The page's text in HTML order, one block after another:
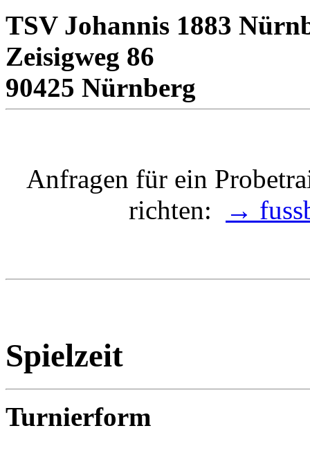
TSV Johannis 1883
Zeisigweg 86
90425 Nürnberg
Anfragen für ein
richten:
→
Spielzeit
Turnierform